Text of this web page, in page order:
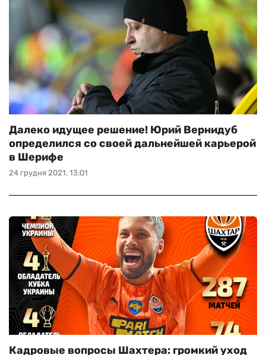
24 грудня 2021, 13:01
Далеко идущее решение! Юрий Вернидуб
определился со своей дальнейшей карьерой
в Шерифе
Кадровые вопросы Шахтера: громкий уход